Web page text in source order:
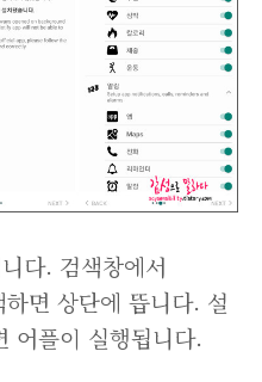
다. 검색창에서
면 상단에 뜹니다. 설
어플이 실행됩니다.